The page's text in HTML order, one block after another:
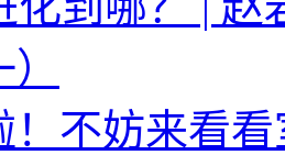
！不妨来看